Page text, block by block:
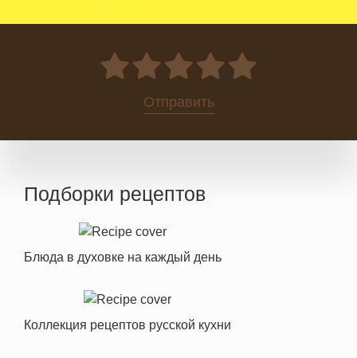
0
Отправить
Подборки рецептов
Блюда в духовке на каждый день
Коллекция рецептов русской кухни